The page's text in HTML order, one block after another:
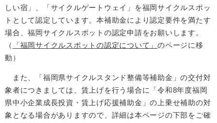
しい宿」、「サイクルゲートウェイ」を福岡サイクルスポッ
トとして認定しています。本補助金により認定要件を満たす
場合、福岡サイクルスポットの認定申請をお願いします。
（
「福岡サイクルスポットの認定について」 のページに移
動）
また、「福岡県サイクルスタンド整備等補助金」の交付対
象者につきましては、賃上げを行う場合に「令和8年度福岡
県中小企業成長投資・賃上げ応援補助金」の上乗せ補助の対
象となる場合がありますので、詳細は本ページの下部をご確